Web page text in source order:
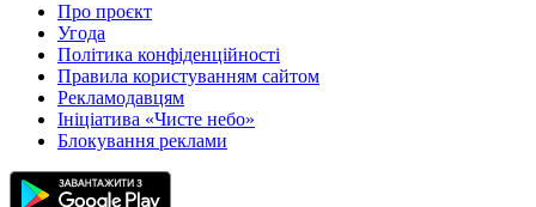
Про проєкт
Угода
Політика конфіденційності
Правила користуванням сайтом
Рекламодавцям
Ініціатива «Чисте небо»
Блокування реклами